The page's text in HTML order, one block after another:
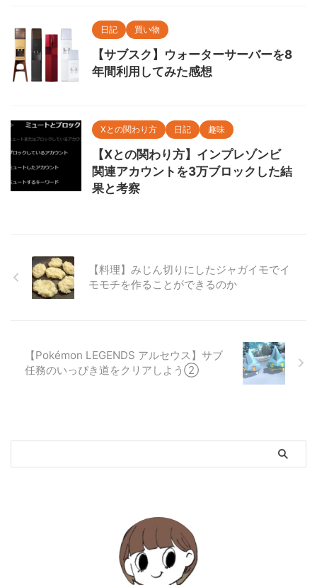
日記 買い物
【サブスク】ウォーターサーバーを8
年間利用してみた感想
Xとの関わり方 日記 趣味
【Xとの関わり方】インプレゾンビ
関連アカウントを3万ブロックした結
果と考察
【料理】みじん切りにしたジャガイモでイ
モモチを作ることができるのか
【Pokémon LEGENDS アルセウス】サブ
任務のいっぴき道をクリアしよう②